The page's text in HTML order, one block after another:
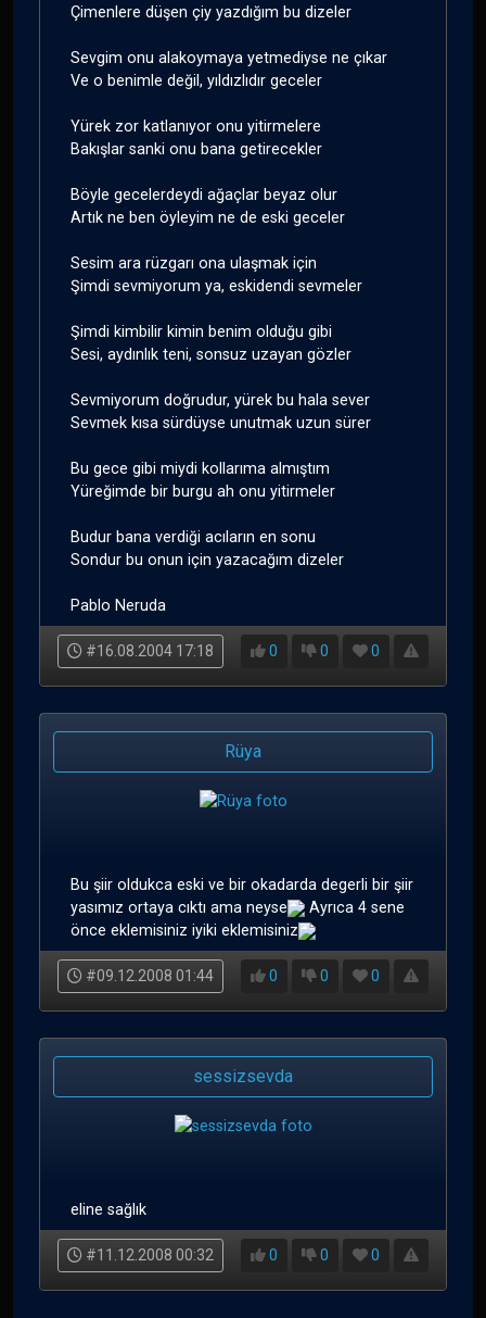
Çimenlere düşen çiy yazdığım bu dizeler
Sevgim onu alakoymaya yetmediyse ne çıkar
Ve o benimle değil, yıldızlıdır geceler
Yürek zor katlanıyor onu yitirmelere
Bakışlar sanki onu bana getirecekler
Böyle gecelerdeydi ağaçlar beyaz olur
Artık ne ben öyleyim ne de eski geceler
Sesim ara rüzgarı ona ulaşmak için
Şimdi sevmiyorum ya, eskidendi sevmeler
Şimdi kimbilir kimin benim olduğu gibi
Sesi, aydınlık teni, sonsuz uzayan gözler
Sevmiyorum doğrudur, yürek bu hala sever
Sevmek kısa sürdüyse unutmak uzun sürer
Bu gece gibi miydi kollarıma almıştım
Yüreğimde bir burgu ah onu yitirmeler
Budur bana verdiği acıların en sonu
Sondur bu onun için yazacağım dizeler
Pablo Neruda
#16.08.2004 17:18 0 0 0
Rüya
Bu şiir oldukca eski ve bir okadarda degerli bir şiir
yasımız ortaya cıktı ama neyse
Ayrıca 4 sene
önce eklemisiniz iyiki eklemisiniz
#09.12.2008 01:44 0 0 0
sessizsevda
eline sağlık
#11.12.2008 00:32 0 0 0